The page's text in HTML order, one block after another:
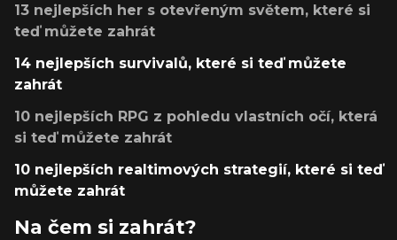
13 nejlepších her s otevřeným světem, které si
teď můžete zahrát
14 nejlepších survivalů, které si teď můžete
zahrát
10 nejlepších RPG z pohledu vlastních očí, která
si teď můžete zahrát
10 nejlepších realtimových strategií, které si teď
můžete zahrát
Na čem si zahrát?